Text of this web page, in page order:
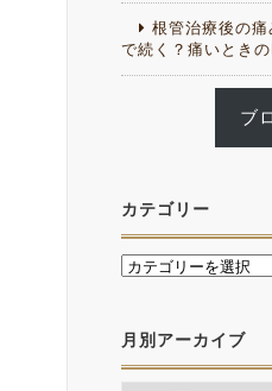
根管治療後の痛
で続く？痛いとき
ブ
カテゴリー
月別アーカイブ